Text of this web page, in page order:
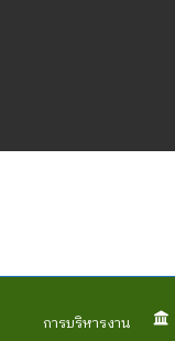
การบริหารงาน